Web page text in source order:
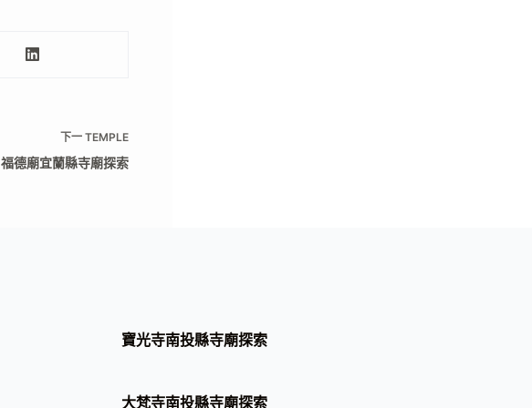
下一 TEMPLE
福德廟宜蘭縣寺廟探索
寶光寺南投縣寺廟探索
大梵寺南投縣寺廟探索